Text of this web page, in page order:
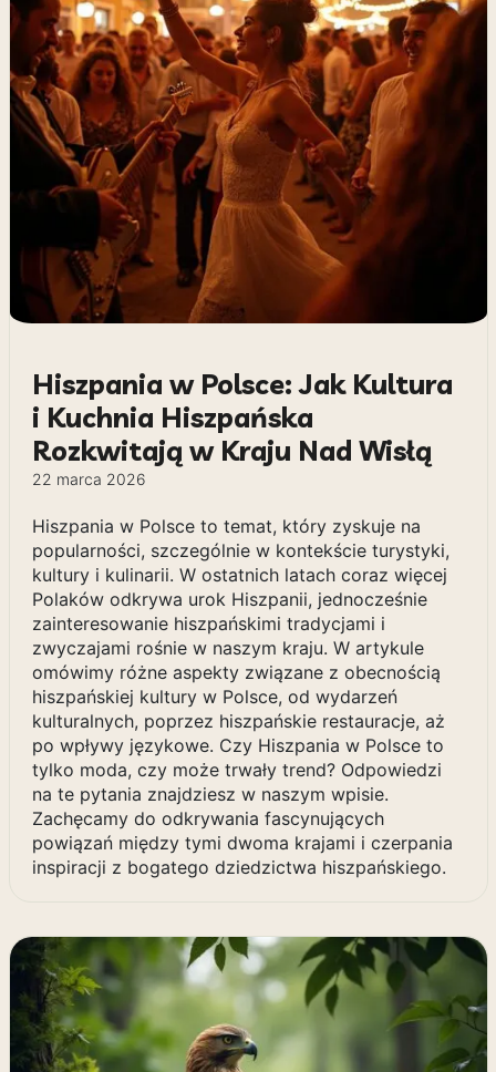
Hiszpania w Polsce: Jak Kultura
i Kuchnia Hiszpańska
Rozkwitają w Kraju Nad Wisłą
22 marca 2026
Hiszpania w Polsce to temat, który zyskuje na
popularności, szczególnie w kontekście turystyki,
kultury i kulinarii. W ostatnich latach coraz więcej
Polaków odkrywa urok Hiszpanii, jednocześnie
zainteresowanie hiszpańskimi tradycjami i
zwyczajami rośnie w naszym kraju. W artykule
omówimy różne aspekty związane z obecnością
hiszpańskiej kultury w Polsce, od wydarzeń
kulturalnych, poprzez hiszpańskie restauracje, aż
po wpływy językowe. Czy Hiszpania w Polsce to
tylko moda, czy może trwały trend? Odpowiedzi
na te pytania znajdziesz w naszym wpisie.
Zachęcamy do odkrywania fascynujących
powiązań między tymi dwoma krajami i czerpania
inspiracji z bogatego dziedzictwa hiszpańskiego.